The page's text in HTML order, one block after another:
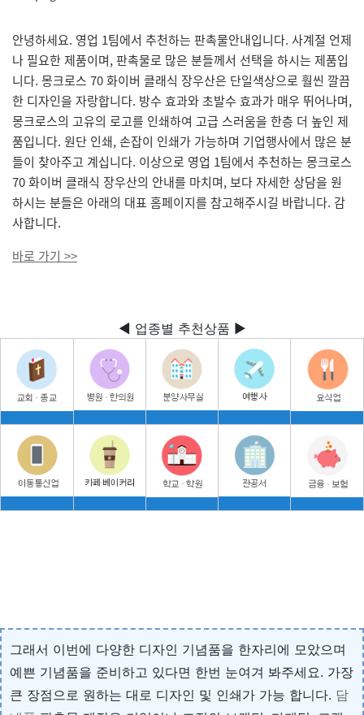
안녕하세요. 영업 1팀에서 추천하는 판촉물안내입니다. 사계절 언제
나 필요한 제품이며, 판촉물로 많은 분들께서 선택을 하시는 제품입
니다. 몽크로스 70 화이버 클래식 장우산은 단일색상으로 훨씬 깔끔
한 디자인을 자랑합니다. 방수 효과와 초발수 효과가 매우 뛰어나며,
몽크로스의 고유의 로고를 인쇄하여 고급 스러움을 한층 더 높인 제
품입니다. 원단 인쇄, 손잡이 인쇄가 가능하며 기업행사에서 많은 분
들이 찾아주고 계십니다. 이상으로 영업 1팀에서 추천하는 몽크로스
70 화이버 클래식 장우산의 안내를 마치며, 보다 자세한 상담을 원
하시는 분들은 아래의 대표 홈페이지를 참고해주시길 바랍니다. 감
사합니다.
바로 가기 >>
◀ 업종별 추천상품 ▶
그래서 이번에 다양한 디자인 기념품을 한자리에 모았으며
예쁜 기념품을 준비하고 있다면 한번 눈여겨 봐주세요. 가장
큰 장점으로 원하는 대로 디자인 및 인쇄가 가능 합니다. 담